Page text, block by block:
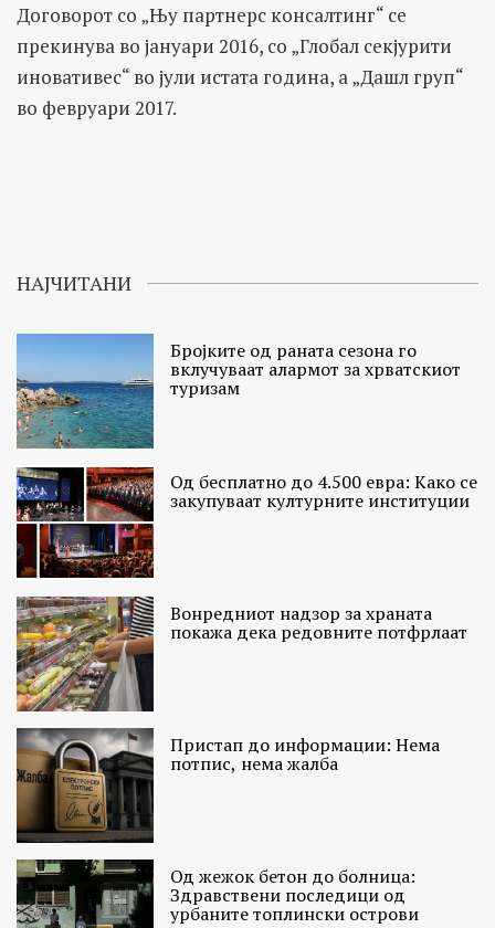
Договорот со „Њу партнерс консалтинг“ се
прекинува во јануари 2016, со „Глобал секјурити
иновативес“ во јули истата година, а „Дашл груп“
во февруари 2017.
НАЈЧИТАНИ
Бројките од раната сезона го
вклучуваат алармот за хрватскиот
туризам
Од бесплатно до 4.500 евра: Како се
закупуваат културните институции
Вонредниот надзор за храната
покажа дека редовните потфрлаат
Пристап до информации: Нема
потпис, нема жалба
Од жежок бетон до болница:
Здравствени последици од
урбаните топлински острови